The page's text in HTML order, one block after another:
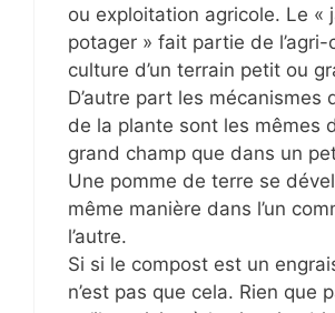
ou exploitation agricole. Le «
potager » fait partie de l’agri-
culture d’un terrain petit ou
D’autre part les mécanismes
de la plante sont les mêmes
grand champ que dans un
Une pomme de terre se
même manière dans l’un
l’autre.
Si si le compost est un
n’est pas que cela. Rien que